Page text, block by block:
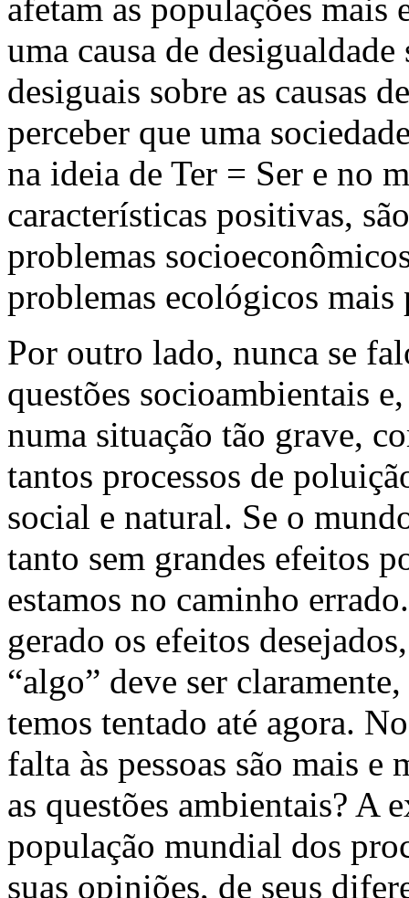
afetam as populações mais
uma causa de
desiguais sobre as causas
perceber que uma
na ideia de Ter = Ser e no
características positivas,
problemas
problemas ecológicos mais
Por outro lado, nunca se
questões socioambientais
numa situação tão grave,
tantos processos de
social e natural. Se o
tanto sem grandes efeitos
estamos no caminho
gerado os efeitos
“algo” deve ser
temos tentado até agora.
falta às pessoas são mais e
as questões ambientais? A
população mundial dos
suas opiniões, de seus